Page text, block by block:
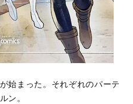
始まった。それぞれのパーテ
ン。